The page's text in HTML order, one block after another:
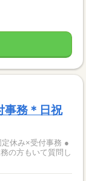
事務＊日祝
休み×受付事務 ●
の方もいて質問し